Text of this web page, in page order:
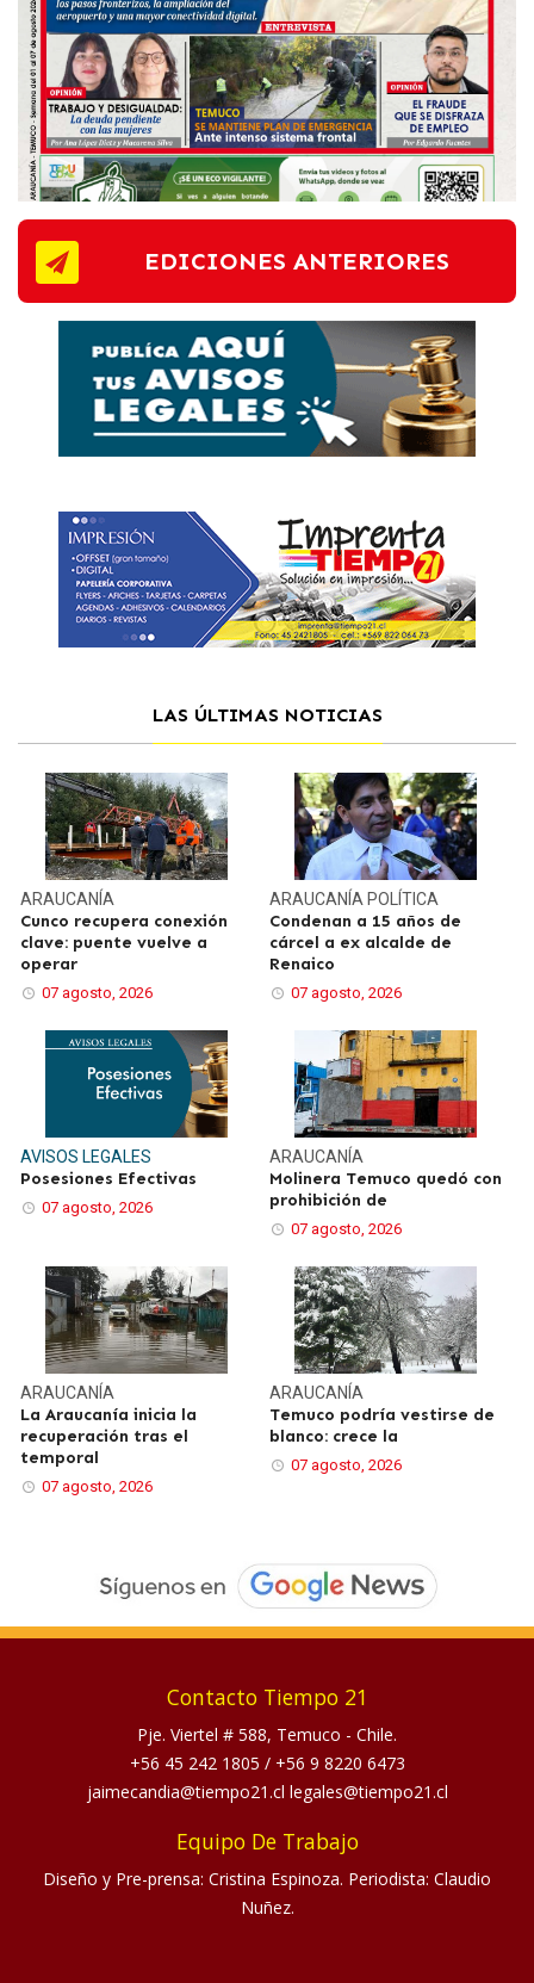
EDICIONES ANTERIORES
LAS ÚLTIMAS NOTICIAS
ARAUCANÍA
Cunco recupera conexión
clave: puente vuelve a
operar
07 agosto, 2026
ARAUCANÍA POLÍTICA
Condenan a 15 años de
cárcel a ex alcalde de
Renaico
07 agosto, 2026
AVISOS LEGALES
Posesiones Efectivas
07 agosto, 2026
ARAUCANÍA
Molinera Temuco quedó con
prohibición de
07 agosto, 2026
ARAUCANÍA
La Araucanía inicia la
recuperación tras el
temporal
07 agosto, 2026
ARAUCANÍA
Temuco podría vestirse de
blanco: crece la
07 agosto, 2026
Contacto Tiempo 21
Pje. Viertel # 588, Temuco - Chile.
+56 45 242 1805 / +56 9 8220 6473
jaimecandia@tiempo21.cl legales@tiempo21.cl
Equipo De Trabajo
Diseño y Pre-prensa: Cristina Espinoza. Periodista: Claudio
Nuñez.